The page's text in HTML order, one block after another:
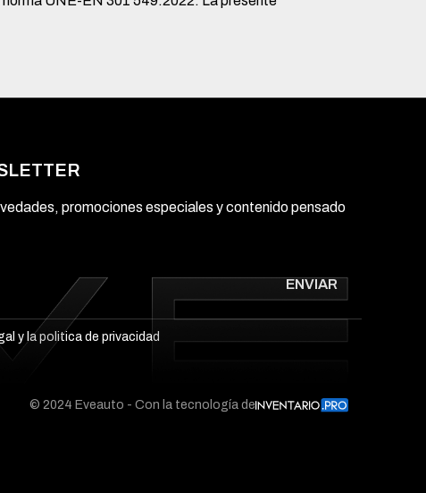
promociones especiales y contenido pensado
ENVIAR
y lapolitica de privacidad
© 2024 Eveauto - Con la tecnología de